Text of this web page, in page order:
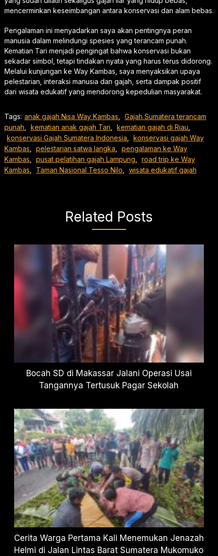
mencerminkan keseimbangan antara konservasi dan alam bebas.
Pengalaman ini menyadarkan saya akan pentingnya peran
manusia dalam melindungi spesies yang terancam punah.
Kematian Tari menjadi pengingat bahwa konservasi bukan
sekadar simbol, tetapi tindakan nyata yang harus terus didorong.
Melalui kunjungan ke Way Kambas, saya menyaksikan upaya
pelestarian, interaksi manusia dan gajah, serta dampak positif
dari wisata edukatif yang mendorong kepedulian masyarakat.
Tags: anak gajah Nisa Way Kambas
Gajah Sumatera terancam
punah
kematian anak gajah Tari kematian gajah di Riau
konservasi Gajah Sumatera Indonesia
konservasi gajah Way
Kambas
pelestarian satwa langka
pengalaman ke Way
Kambas
pusat pelatihan gajah Lampung
road trip ke Way
Kambas
Taman Nasional Tesso Nilo wisata edukatif gajah
Related Posts
Bocah SD di Makassar Jalani Operasi Usai
Tangannya Tertusuk Pagar Sekolah
Cerita Warga Pertama Kali Menemukan Jenazah
Helmi di Jalan Lintas Barat Sumatera Mukomuko